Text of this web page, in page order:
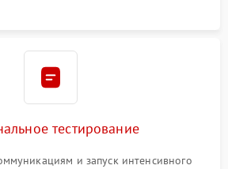
тестирование
и запуск интенсивного